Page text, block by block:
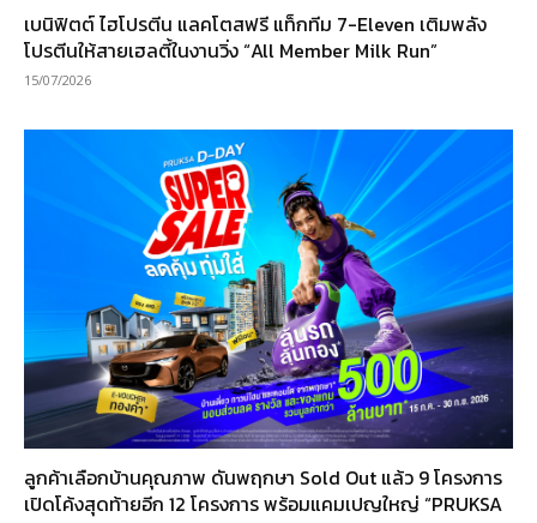
เบนิฟิตต์ ไฮโปรตีน แลคโตสฟรี แท็กทีม 7-Eleven เติมพลัง
โปรตีนให้สายเฮลตี้ในงานวิ่ง “All Member Milk Run”
15/07/2026
ลูกค้าเลือกบ้านคุณภาพ ดันพฤกษา Sold Out แล้ว 9 โครงการ
เปิดโค้งสุดท้ายอีก 12 โครงการ พร้อมแคมเปญใหญ่ “PRUKSA